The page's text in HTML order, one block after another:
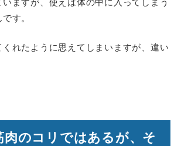
す。
れたように思えてしまいますが、違い
肉のコリではあるが、そ